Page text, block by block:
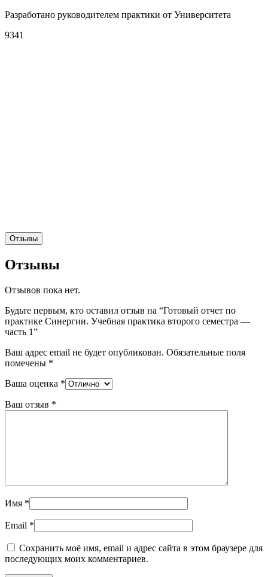
Разработано руководителем практики от Университета
9341
Отзывы
Отзывы
Отзывов пока нет.
Будьте первым, кто оставил отзыв на “Готовый отчет по
практике Синергии. Учебная практика второго семестра —
часть 1”
Ваш адрес email не будет опубликован. Обязательные поля
помечены *
Ваша оценка *
Ваш отзыв *
Имя *
Email *
Сохранить моё имя, email и адрес сайта в этом браузере для
последующих моих комментариев.